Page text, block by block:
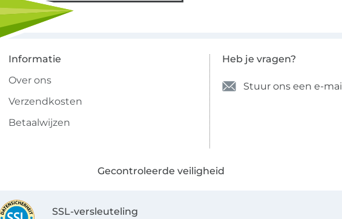
Informatie
Over ons
Verzendkosten
Betaalwijzen
Heb je vragen?
Stuur ons een e-mail
Gecontroleerde veiligheid
SSL-versleuteling